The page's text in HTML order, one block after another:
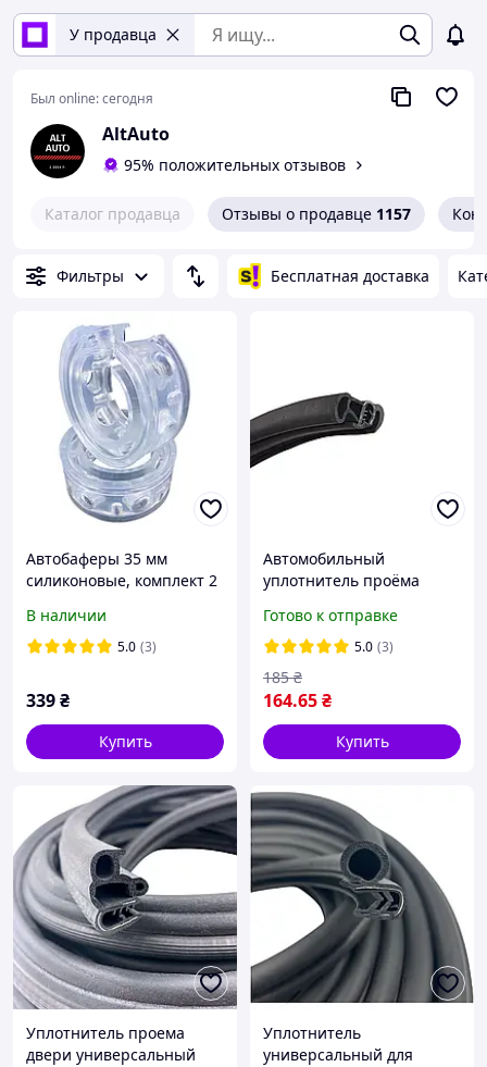
У продавца
Был online:сегодня
AltAuto
95% положительных отзывов
Каталог продавца Отзывы о продавце 1157
Фильтры Бесплатная доставка
Автобаферы 35 мм
силиконовые, комплект 2
В наличии
5.0 (3)
339₴
Купить
Автомобильный
уплотнитель проёма
метр.
Готово к отправке
5.0 (3)
164.65₴
185 ₴
Купить
Уплотнитель проема
двери универсальный
Уплотнитель
универсальный для